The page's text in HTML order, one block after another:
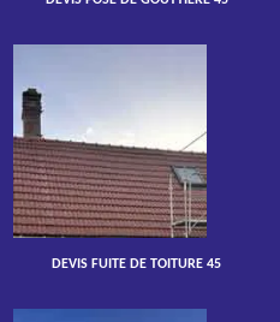
DEVIS FUITE DE TOITURE 45